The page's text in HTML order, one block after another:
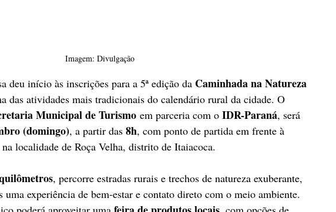
Imagem: Divulgação
deu início às inscrições para a 5ª edição da Caminhada na Natureza
das atividades mais tradicionais do calendário rural da cidade. O
Municipal de Turismo em parceria com o IDR-Paraná, será
(domingo), a partir das 8h, com ponto de partida em frente à
na localidade de Roça Velha, distrito de Itaiacoca.
, percorre estradas rurais e trechos de natureza exuberante,
uma experiência de bem-estar e contato direto com o meio ambiente.